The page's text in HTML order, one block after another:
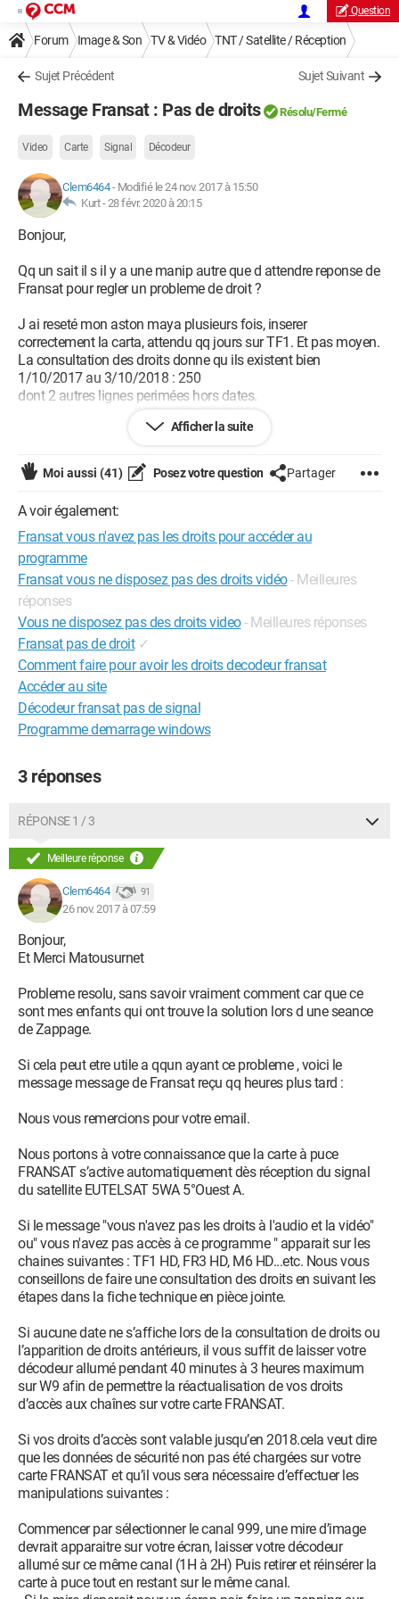
Question
Forum Image & Son TV & Vidéo TNT / Satellite / Réception
Sujet Précédent Sujet Suivant
Message Fransat : Pas de droits Résolu/Fermé
Video Carte Signal Décodeur
Clem6464- Modifié le 24 nov. 2017 à 15:50
Kurt -28 févr. 2020 à 20:15
Bonjour,
Qq un sait il s il y a une manip autre que d attendre reponse de
Fransat pour regler un probleme de droit ?
J ai reseté mon aston maya plusieurs fois, inserer
correctement la carta, attendu qq jours sur TF1. Et pas moyen.
La consultation des droits donne qu ils existent bien
1/10/2017 au 3/10/2018 : 250
dont 2 autres lignes perimées hors dates.
Le numero de carte PC5 est OK pas besoin demander une
Vous remercie d avance,
Cordialement
Clem
Afficher la suite
Moi aussi (41) Posez votre question Partager
A voir également:
Fransat vous n'avez pas les droits pour accéder au
programme
Fransat vous ne disposez pas des droits vidéo- Meilleures
réponses
Vous ne disposez pas des droits video- Meilleures réponses
Fransat pas de droit ✓
Comment faire pour avoir les droits decodeur fransat
Accéder au site
Décodeur fransat pas de signal
Programme demarrage windows
3 réponses
RÉPONSE 1 / 3
Meilleure réponse
Clem6464 91
26 nov. 2017 à 07:59
Bonjour,
Et Merci Matousurnet
Probleme resolu, sans savoir vraiment comment car que ce
sont mes enfants qui ont trouve la solution lors d une seance
de Zappage.
Si cela peut etre utile a qqun ayant ce probleme , voici le
message message de Fransat reçu qq heures plus tard :
Nous vous remercions pour votre email.
Nous portons à votre connaissance que la carte à puce
FRANSAT s’active automatiquement dès réception du signal
du satellite EUTELSAT 5WA 5°Ouest A.
Si le message "vous n'avez pas les droits à l'audio et la vidéo"
ou" vous n'avez pas accès à ce programme " apparait sur les
chaines suivantes : TF1 HD, FR3 HD, M6 HD...etc. Nous vous
conseillons de faire une consultation des droits en suivant les
étapes dans la fiche technique en pièce jointe.
Si aucune date ne s’affiche lors de la consultation de droits ou
l’apparition de droits antérieurs, il vous suffit de laisser votre
décodeur allumé pendant 40 minutes à 3 heures maximum
sur W9 afin de permettre la réactualisation de vos droits
d’accès aux chaînes sur votre carte FRANSAT.
Si vos droits d’accès sont valable jusqu’en 2018.cela veut dire
que les données de sécurité non pas été chargées sur votre
carte FRANSAT et qu’il vous sera nécessaire d’effectuer les
manipulations suivantes :
Commencer par sélectionner le canal 999, une mire d’image
devrait apparaitre sur votre écran, laisser votre décodeur
allumé sur ce même canal (1H à 2H) Puis retirer et réinsérer la
carte à puce tout en restant sur le même canal.